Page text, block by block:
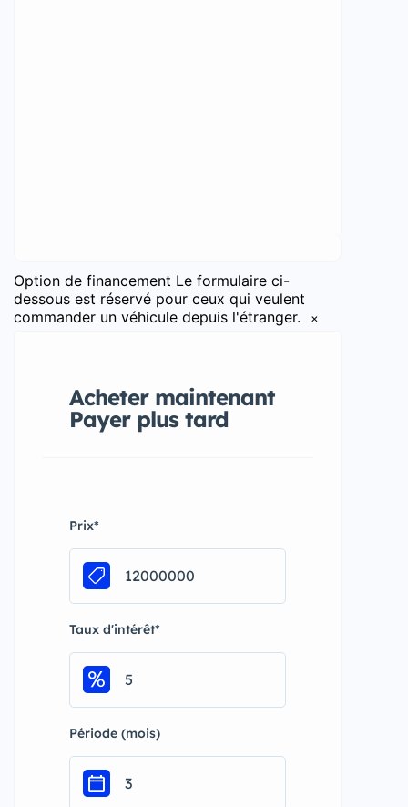
Option de financement Le formulaire ci-
dessous est réservé pour ceux qui veulent
commander un véhicule depuis l'étranger.
×
Acheter maintenant
Payer plus tard
Prix*
Taux d'intérêt*
Période (mois)